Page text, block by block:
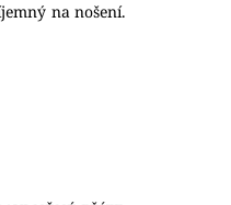
na nošení.